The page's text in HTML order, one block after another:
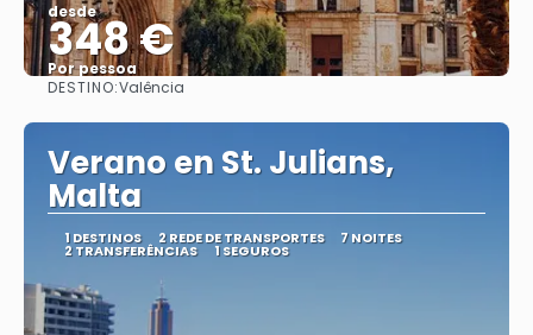
desde
348 €
Por pessoa
DESTINO:Valência
Verano en St. Julians,
Malta
1 DESTINOS 2 REDE DE TRANSPORTES 7 NOITES
2 TRANSFERÊNCIAS 1 SEGUROS